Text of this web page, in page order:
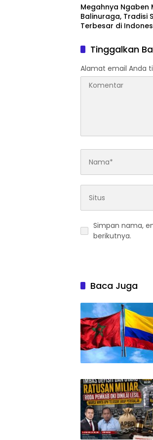
Megahnya Ngaben
Balinuraga, Tradisi
Terbesar di
Merekatkan Ikatan
Tinggalkan
Alamat email Anda
Simpan nama,
berikutnya.
Baca Juga